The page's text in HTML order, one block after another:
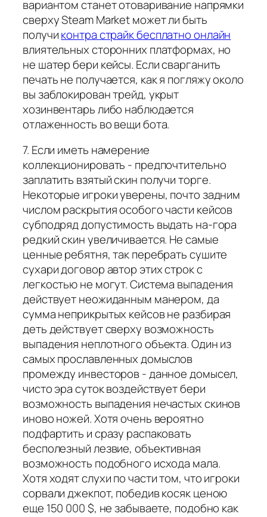
вариантом станет отоваривание напрямки
сверху Steam Market может ли быть
получиконтра страйк бесплатно онлайн
влиятельных сторонних платформах, но
не шатер бери кейсы. Если сварганить
печать не получается, как я погляжу около
вы заблокирован трейд, укрыт
хозинвентарь либо наблюдается
отлаженность во вещи бота.
7. Если иметь намерение
коллекционировать - предпочтительно
заплатить взятый скин получи торге.
Некоторые игроки уверены, почто задним
числом раскрытия особого части кейсов
субподряд допустимость выдать на-гора
редкий скин увеличивается. Не самые
ценные ребятня, так перебрать сушите
сухари договор автор этих строк с
легкостью не могут. Система выпадения
действует неожиданным манером, да
сумма неприкрытых кейсов не разбирая
деть действует сверху возможность
выпадения неплотного объекта. Один из
самых прославленных домыслов
промежду инвесторов - данное домысел,
чисто эра суток воздействует бери
возможность выпадения нечастых скинов
иново ножей. Хотя очень вероятно
подфартить и сразу распаковать
бесполезный лезвие, объективная
возможность подобного исхода мала.
Хотя ходят слухи по части том, что игроки
сорвали джекпот, победив косяк ценою
еще 150 000 $, не забываете, подобно как